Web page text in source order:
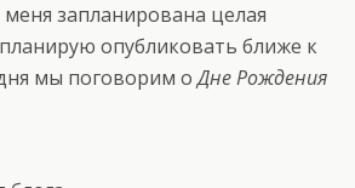
запланирована целая
опубликовать ближе к
мы поговорим оДне Рождения